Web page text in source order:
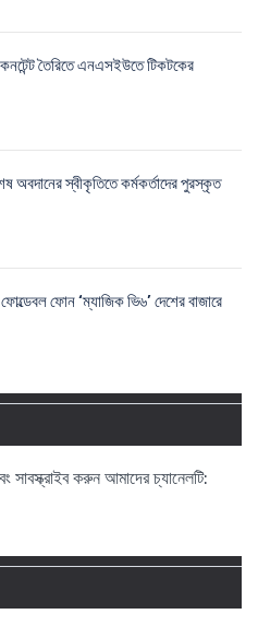
কনটেন্ট তৈরিতে এনএসইউতে টিকটকের
অবদানের স্বীকৃতিতে কর্মকর্তাদের পুরস্কৃত
ফোন ‘ম্যাজিক ভি৬’ দেশের বাজারে
করুন আমাদের চ্যানেলটি: